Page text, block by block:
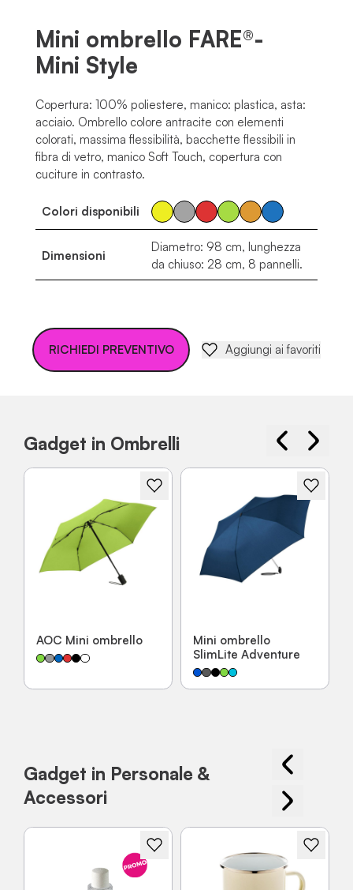
Mini ombrello FARE®-
Mini Style
Copertura: 100% poliestere, manico: plastica, asta:
acciaio. Ombrello colore antracite con elementi
colorati, massima flessibilità, bacchette flessibili in
fibra di vetro, manico Soft Touch, copertura con
cuciture in contrasto.
Colori disponibili
Dimensioni
Diametro: 98 cm, lunghezza
da chiuso: 28 cm, 8 pannelli.
RICHIEDI PREVENTIVO Aggiungi ai favoriti
Gadget in Ombrelli
AOC Mini ombrello
Mini ombrello
SlimLite Adventure
Gadget in Personale &
Accessori